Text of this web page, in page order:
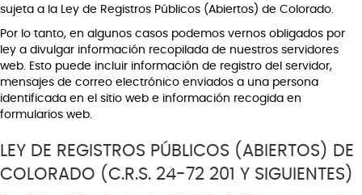
sujeta a la Ley de Registros Públicos (Abiertos) de Colorado.
Por lo tanto, en algunos casos podemos vernos obligados por
ley a divulgar información recopilada de nuestros servidores
web. Esto puede incluir información de registro del servidor,
mensajes de correo electrónico enviados a una persona
identificada en el sitio web e información recogida en
formularios web.
LEY DE REGISTROS PÚBLICOS (ABIERTOS) DE
COLORADO (C.R.S. 24-72 201 Y SIGUIENTES)